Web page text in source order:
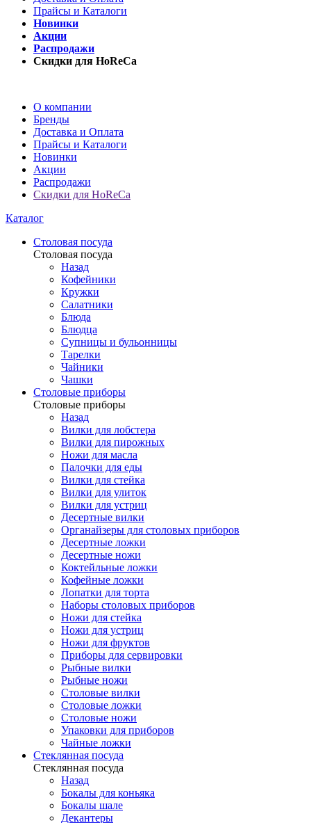
Прайсы и Каталоги
Новинки
Акции
Распродажи
Скидки для HoReCa
О компании
Бренды
Доставка и Оплата
Прайсы и Каталоги
Новинки
Акции
Распродажи
Скидки для HoReCa
Каталог
Столовая посуда
Столовая посуда
Назад
Кофейники
Кружки
Салатники
Блюда
Блюдца
Супницы и бульонницы
Тарелки
Чайники
Чашки
Cтоловые приборы
Cтоловые приборы
Назад
Вилки для лобстера
Вилки для пирожных
Ножи для масла
Палочки для еды
Вилки для стейка
Вилки для улиток
Вилки для устриц
Десертные вилки
Органайзеры для столовых приборов
Десертные ложки
Десертные ножи
Коктейльные ложки
Кофейные ложки
Лопатки для торта
Наборы столовых приборов
Ножи для стейка
Ножи для устриц
Ножи для фруктов
Приборы для сервировки
Рыбные вилки
Рыбные ножи
Столовые вилки
Столовые ложки
Столовые ножи
Упаковки для приборов
Чайные ложки
Стеклянная посуда
Стеклянная посуда
Назад
Бокалы для коньяка
Бокалы шале
Декантеры